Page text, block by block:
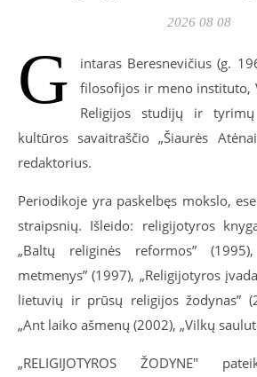
2026 08 08
G
intaras Beresnevičius (g.
filosofijos ir meno instituto,
Religijos studijų ir
kultūros savaitraščio „Šiaurės
redaktorius.
Periodikoje yra paskelbęs mokslo,
straipsnių. Išleido: religijotyros
„Baltų religinės reformos”
metmenys” (1997), „Religijotyros
lietuvių ir prūsų religijos žodynas”
„Ant laiko ašmenų (2002), „Vilkų
„RELIGIJOTYROS ŽODYNE"